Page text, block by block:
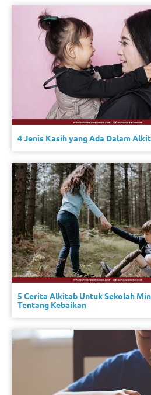
4 Jenis Kasih yang Ada Dalam
5 Cerita Alkitab Untuk Sekolah
Tentang Kebaikan